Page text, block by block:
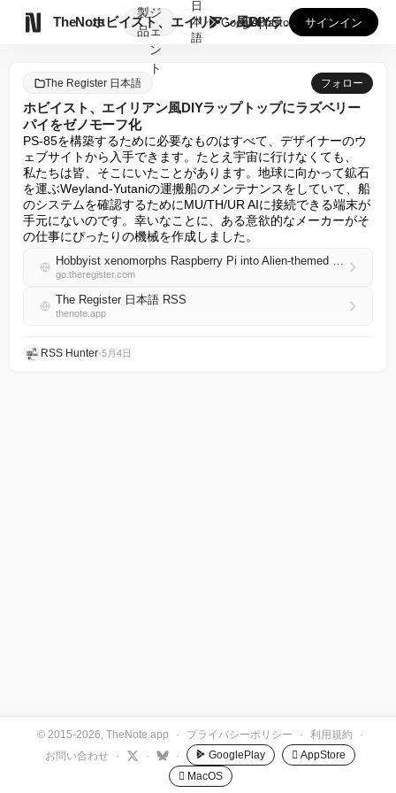
TheNote
製
品
ジ
ェ
ン
ト
ホビイスト、エイリアン風DIYラップトップにラズベリーパイを...
日
本
語
GooglePlay
AppStore サインイン
The Register 日本語 フォロー
ホビイスト、エイリアン風DIYラップトップにラズベリー
パイをゼノモーフ化
PS-85を構築するために必要なものはすべて、デザイナーのウ
ェブサイトから入手できます。たとえ宇宙に行けなくても、
私たちは皆、そこにいたことがあります。地球に向かって鉱石
を運ぶWeyland-Yutaniの運搬船のメンテナンスをしていて、船
のシステムを確認するためにMU/TH/UR AIに接続できる端末が
手元にないのです。幸いなことに、ある意欲的なメーカーがそ
の仕事にぴったりの機械を作成しました。
Hobbyist xenomorphs Raspberry Pi into Alien-themed DIY laptop
go.theregister.com
The Register 日本語 RSS
thenote.app
RSS Hunter•5月4日
© 2015-2026, TheNote.app · プライバシーポリシー · 利用規約
·
お問い合わせ
· · · GooglePlay
 AppStore
 MacOS